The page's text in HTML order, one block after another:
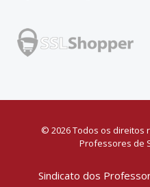
© 2026 Todos os direitos
Professores de
Sindicato dos